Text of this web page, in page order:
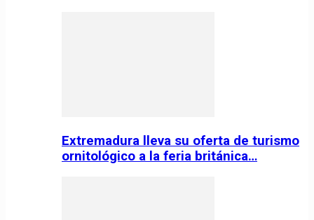
Extremadura lleva su oferta de turismo
ornitológico a la feria británica…